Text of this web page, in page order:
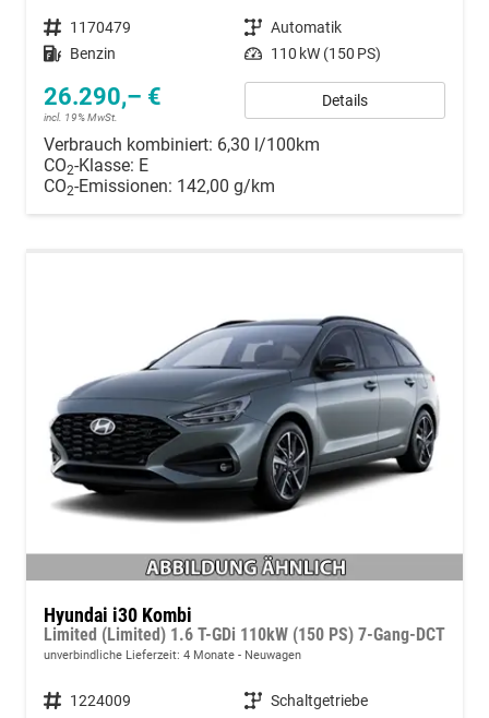
Fahrzeugnummer 1170479 Getriebe Automatik
Kraftstoff Benzin Leistung 110 kW (150 PS)
26.290,– €
incl. 19% MwSt.
Details
Verbrauch kombiniert: 6,30 l/100km
CO2-Klasse: E
CO2-Emissionen: 142,00 g/km
Hyundai i30 Kombi
Limited (Limited) 1.6 T-GDi 110kW (150 PS) 7-Gang-DCT
unverbindliche Lieferzeit: 4 Monate Neuwagen
Fahrzeugnummer 1224009 Getriebe Schaltgetriebe